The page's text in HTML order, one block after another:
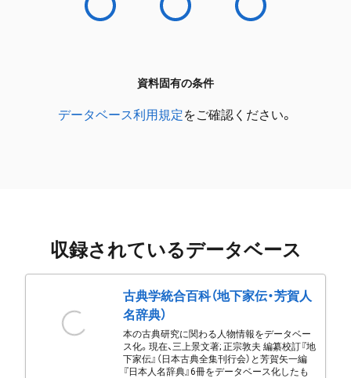
資料固有の条件
データベース利用規定をご確認ください。
収録されているデータベース
古典学統合百科（地下家伝・芳賀人
名辞典）
本の古典研究に関わる人物情報をデータベー
ス化。現在、三上景文著; 正宗敦夫 編纂校訂『地
下家伝』（日本古典全集刊行会）と芳賀矢一編
『日本人名辞典』6冊をデータベース化したも